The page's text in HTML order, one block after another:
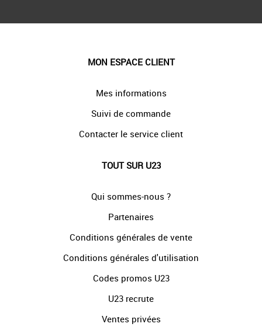
MON ESPACE CLIENT
Mes informations
Suivi de commande
Contacter le service client
TOUT SUR U23
Qui sommes-nous ?
Partenaires
Conditions générales de vente
Conditions générales d'utilisation
Codes promos U23
U23 recrute
Ventes privées